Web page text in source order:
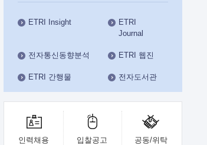
부
ETRI Insight
ETRI
Journal
전자통신동향분석 ETRI 웹진
ETRI 간행물 전자도서관
인력채용 입찰공고 공동/위탁